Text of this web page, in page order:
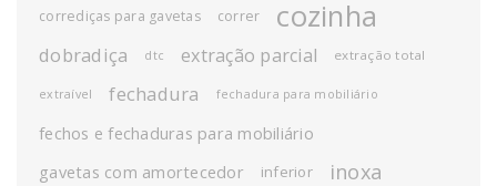
corrediças para gavetas correr cozinha
dobradiça dtc extração parcial extração total
extraível fechadura fechadura para mobiliário
fechos e fechaduras para mobiliário
gavetas com amortecedor
inferior inoxa